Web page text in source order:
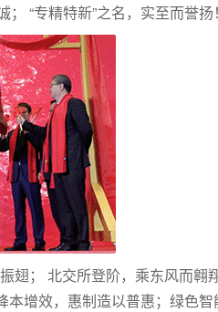
“专精特新”之名，实至而誉扬！
翅； 北交所登阶，乘东风而翱
本增效，惠制造以普惠；绿色